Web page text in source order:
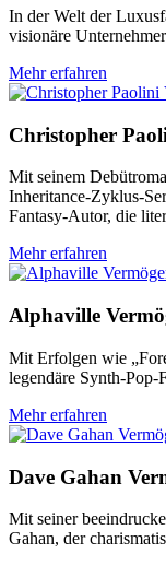
In der Welt der
visionäre
Mehr erfahren
Christopher
Mit seinem
Inheritance-Zyklus-
Fantasy-Autor, die
Mehr erfahren
Alphaville
Mit Erfolgen wie
legendäre Synth-
Mehr erfahren
Dave Gahan
Mit seiner
Gahan, der